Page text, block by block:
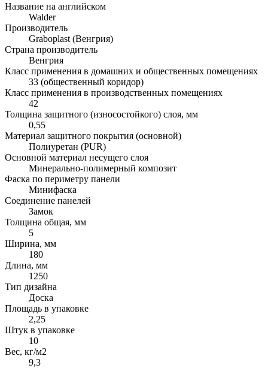
Название на английском
Walder
Производитель
Graboplast (Венгрия)
Страна производитель
Венгрия
Класс применения в домашних и общественных помещениях
33 (общественный коридор)
Класс применения в производственных помещениях
42
Толщина защитного (износостойкого) слоя, мм
0,55
Материал защитного покрытия (основной)
Полиуретан (PUR)
Основной материал несущего слоя
Минерально-полимерный композит
Фаска по периметру панели
Минифаска
Соединение панелей
Замок
Толщина общая, мм
5
Ширина, мм
180
Длина, мм
1250
Тип дизайна
Доска
Площадь в упаковке
2,25
Штук в упаковке
10
Вес, кг/м2
9,3